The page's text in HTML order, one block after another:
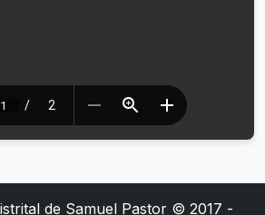
de Samuel Pastor © 2017 -